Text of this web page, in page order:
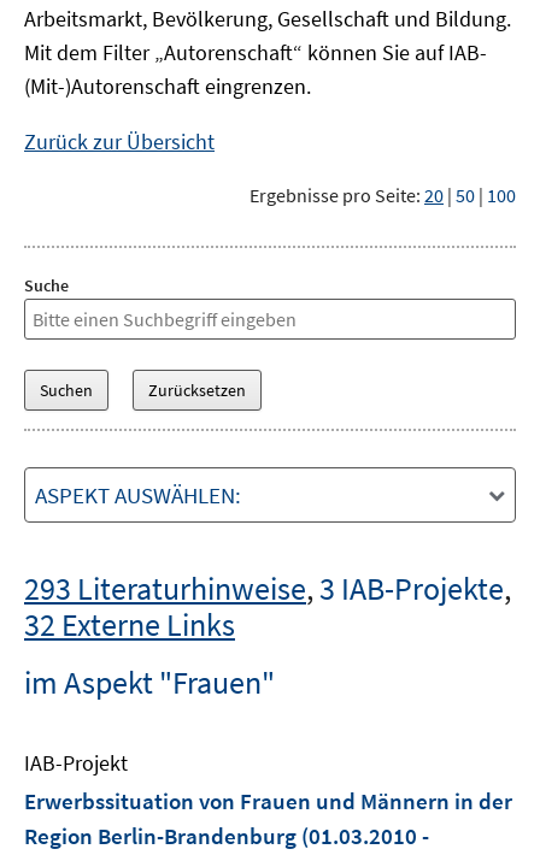
Arbeitsmarkt, Bevölkerung, Gesellschaft und Bildung.
Mit dem Filter „Autorenschaft“ können Sie auf IAB-
(Mit-)Autorenschaft eingrenzen.
Zurück zur Übersicht
Ergebnisse pro Seite: 20 | 50 | 100
Suche
ASPEKT AUSWÄHLEN:
293 Literaturhinweise,3 IAB-Projekte,
32 Externe Links
im Aspekt "Frauen"
IAB-Projekt
Erwerbssituation von Frauen und Männern in der
Region Berlin-Brandenburg (01.03.2010 -